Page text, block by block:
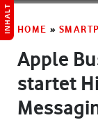
INHALT HOME »
Apple
startet